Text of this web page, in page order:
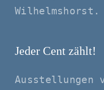
Wilhelmshorst.
Jeder Cent zählt!
Ausstellungen